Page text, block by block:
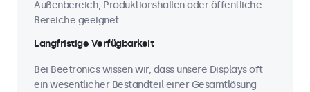
Außenbereich, Produktionshallen oder öffentliche
Bereiche geeignet.
Langfristige Verfügbarkeit
Bei Beetronics wissen wir, dass unsere Displays oft
ein wesentlicher Bestandteil einer Gesamtlösung